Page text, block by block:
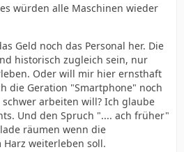
würden alle Maschinen wieder
Geld noch das Personal her. Die
historisch zugleich sein, nur
Oder will mir hier ernsthaft
die Geration "Smartphone" noch
arbeiten will? Ich glaube
Und den Spruch ".... ach früher"
räumen wenn die
weiterleben soll.